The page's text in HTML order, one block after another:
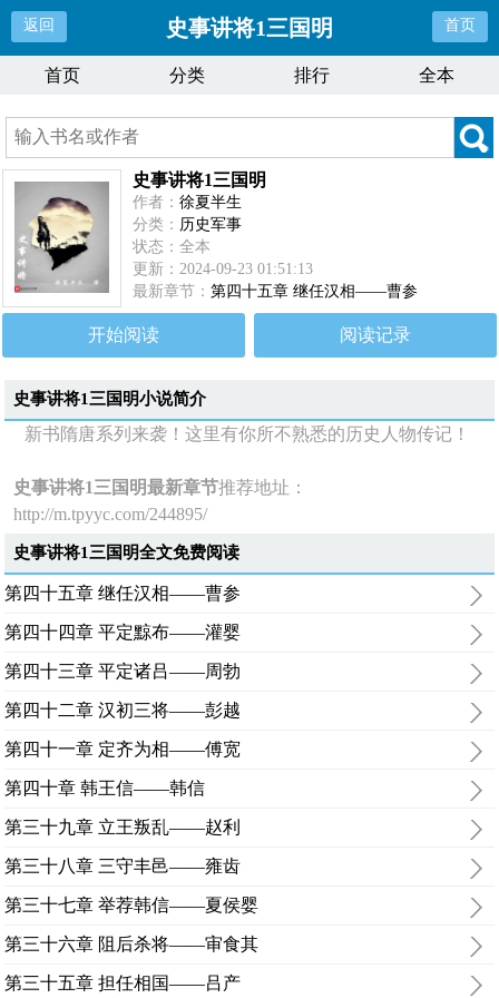
返回 史事讲将1三国明 首页
首页 分类 排行 全本
史事讲将1三国明
作者：徐夏半生
分类： 历史军事
状态：全本
更新：2024-09-23 01:51:13
最新章节：第四十五章 继任汉相——曹参
开始阅读 阅读记录
史事讲将1三国明小说简介
新书隋唐系列来袭！这里有你所不熟悉的历史人物传记！
史事讲将1三国明最新章节推荐地址：
http://m.tpyyc.com/244895/
史事讲将1三国明全文免费阅读
第四十五章 继任汉相——曹参
第四十四章 平定黥布——灌婴
第四十三章 平定诸吕——周勃
第四十二章 汉初三将——彭越
第四十一章 定齐为相——傅宽
第四十章 韩王信——韩信
第三十九章 立王叛乱——赵利
第三十八章 三守丰邑——雍齿
第三十七章 举荐韩信——夏侯婴
第三十六章 阻后杀将——审食其
第三十五章 担任相国——吕产